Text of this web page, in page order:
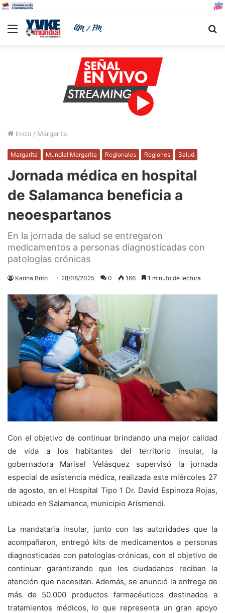
Menu
Inicio / Margarita
Margarita Mundial Margarita Regionales Regiones Salud
Jornada médica en hospital
de Salamanca beneficia a
neoespartanos
En la jornada de salud se entregaron
medicamentos a personas diagnosticadas con
patologías crónicas
Karina Brito 28/08/2025 0 166 1 minuto de lectura
Con el objetivo de continuar brindando una mejor calidad
de vida a los habitantes del territorio insular, la
gobernadora Marisel Velásquez supervisó la jornada
especial de asistencia médica, realizada este miércoles 27
de agosto, en el Hospital Tipo 1 Dr. David Espinoza Rojas,
ubicado en Salamanca, municipio Arismendi.
La mandataria insular, junto con las autoridades que la
acompañaron, entregó kits de medicamentos a personas
diagnosticadas con patologías crónicas, con el objetivo de
continuar garantizando que los ciudadanos reciban la
atención que necesitan. Además, se anunció la entrega de
más de 50.000 productos farmacéuticos destinados a
tratamientos médicos, lo que representa un gran apoyo